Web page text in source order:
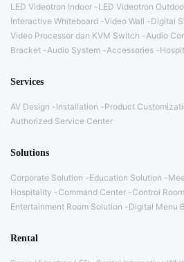
LED Videotron Indoor LED Videotron
Interactive Whiteboard Video Wall Digital
Video Processor dan KVM Switch
Audio
Bracket
Audio System Accessories
Services
AV Design Installation
Product
Authorized Service Center
Solutions
Corporate Solution Education Solution
Hospitality
Command Center Control Room
Entertainment Room Solution
Digital Menu
Rental